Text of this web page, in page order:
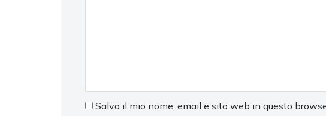
Salva il mio nome, email e sito web in questo